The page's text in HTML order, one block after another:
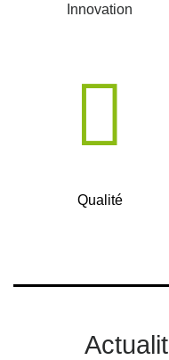
Innovation
Qualité